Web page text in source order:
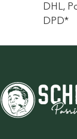
DHL,
DPD*